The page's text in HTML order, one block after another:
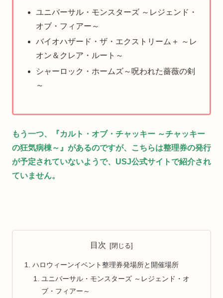
ユニバーサル・モンスターズ ～レジェンド・
オブ・フィアー～
バイオハザード・ザ・エクストリーム＋ ～レ
オン＆クレア・ルート～
シャーロック・ホームズ～呪われた薔薇の剣
～
もう一つ、『カルト・オブ・チャッキー ～チャッキー
の狂気病棟～』があるのですが、こちらは整理券の発行
が予定されていないようで、USJ公式サイトで紹介され
ていません。
目次
ハロウィーンイベント整理券発場所と開催場所
ユニバーサル・モンスターズ ～レジェンド・オ
ブ・フィアー～